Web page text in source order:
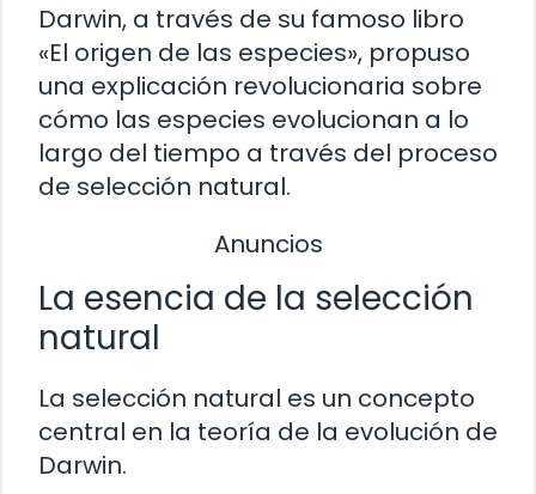
Darwin, a través de su famoso libro
«El origen de las especies», propuso
una explicación revolucionaria sobre
cómo las especies evolucionan a lo
largo del tiempo a través del proceso
de selección natural.
Anuncios
La esencia de la selección
natural
La selección natural es un concepto
central en la teoría de la evolución de
Darwin.